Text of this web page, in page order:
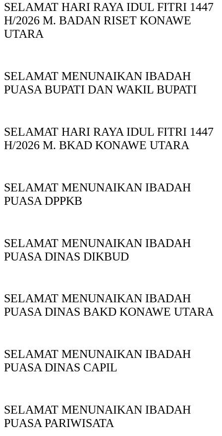
SELAMAT HARI RAYA IDUL FITRI 1447
H/2026 M. BADAN RISET KONAWE
UTARA
SELAMAT MENUNAIKAN IBADAH
PUASA BUPATI DAN WAKIL BUPATI
SELAMAT HARI RAYA IDUL FITRI 1447
H/2026 M. BKAD KONAWE UTARA
SELAMAT MENUNAIKAN IBADAH
PUASA DPPKB
SELAMAT MENUNAIKAN IBADAH
PUASA DINAS DIKBUD
SELAMAT MENUNAIKAN IBADAH
PUASA DINAS BAKD KONAWE UTARA
SELAMAT MENUNAIKAN IBADAH
PUASA DINAS CAPIL
SELAMAT MENUNAIKAN IBADAH
PUASA PARIWISATA